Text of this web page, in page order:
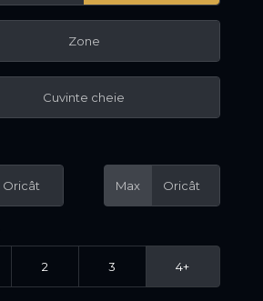
Max
2 3 4+